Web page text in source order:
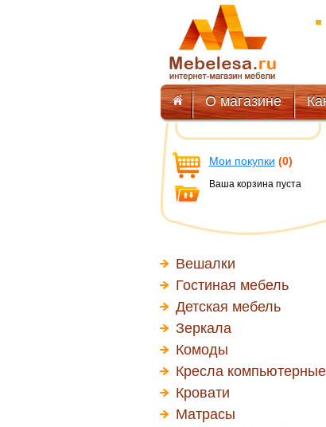
О магазине
Мои покупки (0)
Ваша корзина пуста
Вешалки
Гостиная мебель
Детская мебель
Зеркала
Комоды
Кресла компьютерные
Кровати
Матрасы